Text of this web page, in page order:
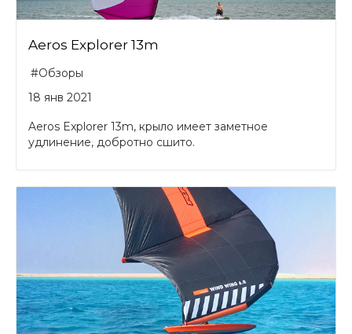
Aeros Explorer 13m
#Обзоры
18 янв 2021
Aeros Explorer 13m, крыло имеет заметное
удлинение, добротно сшито.